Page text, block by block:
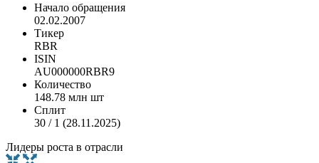
Начало обращения
02.02.2007
Тикер
RBR
ISIN
AU000000RBR9
Количество
148.78 млн шт
Сплит
30 / 1 (28.11.2025)
Лидеры роста в отрасли